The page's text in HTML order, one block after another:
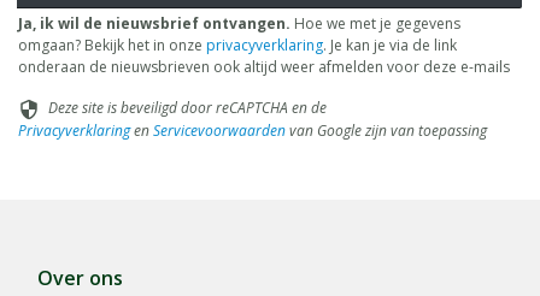
Ja, ik wil de nieuwsbrief ontvangen. Hoe we met je gegevens
omgaan? Bekijk het in onze privacyverklaring. Je kan je via de link
onderaan de nieuwsbrieven ook altijd weer afmelden voor deze e-mails
security Deze site is beveiligd door reCAPTCHA en de
PrivacyverklaringenServicevoorwaardenvan Google zijn van toepassing
Over ons